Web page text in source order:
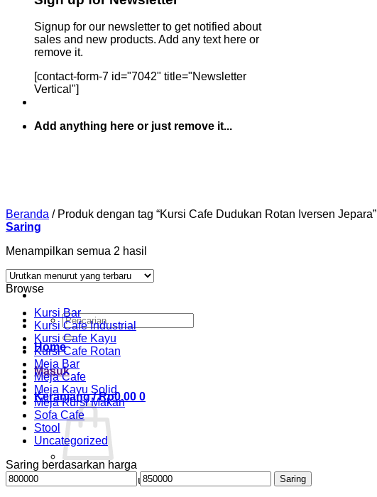
Signup for our newsletter to get notified about
sales and new products. Add any text here or
remove it.
[contact-form-7 id="7042" title="Newsletter
Vertical"]
Add anything here or just remove it...
Pencarian
untuk:
Home
Masuk
Keranjang /Rp0.00 0
Tidak ada produk di keranjang.
Beranda /Produk dengan tag “Kursi Cafe Dudukan Rotan Iversen Jepara”
Saring
Menampilkan semua 2 hasil
yang
Browse
Kursi Bar
Kursi Cafe Industrial
Kursi Cafe Kayu
Kursi Cafe Rotan
Meja Bar
Meja Cafe
Meja Kayu Solid
Meja Kursi Makan
Sofa Cafe
Stool
Uncategorized
Saring berdasarkan harga
Harga
terendah
Harga
tertinggi
Saring